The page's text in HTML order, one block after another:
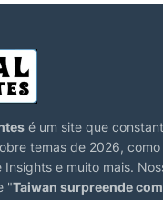
é um site que
temas de 2026,
Insights e muito mais.
"Taiwan surpreende